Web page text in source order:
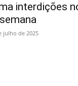
interdições
julho de 2025